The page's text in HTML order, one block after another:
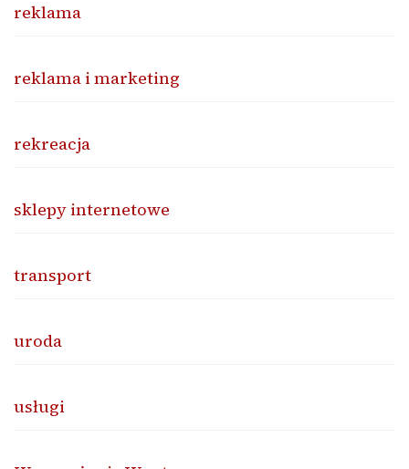
reklama
reklama i marketing
rekreacja
sklepy internetowe
transport
uroda
usługi